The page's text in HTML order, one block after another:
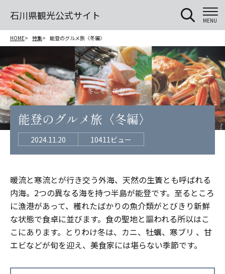
石川県観光公式サイト MENU
HOME 特集 能登のグルメ旅〈冬編〉
能登のグルメ旅〈冬編〉
2024.11.20 10411ビュー
暖流と寒流とが行き交う外海、天然の生簀とも呼ばれる
内海。2つの異なる海を持つ半島が能登です。至るところ
に漁港があって、穫れたばかりの魚介類がとびきり新鮮
な状態で食卓に並びます。食の聖地と謳われる所以はこ
こにあります。とりわけ冬は、カニ、牡蠣、寒ブリ 、甘
エビなどが旬を迎え、美食家には堪らない季節です。